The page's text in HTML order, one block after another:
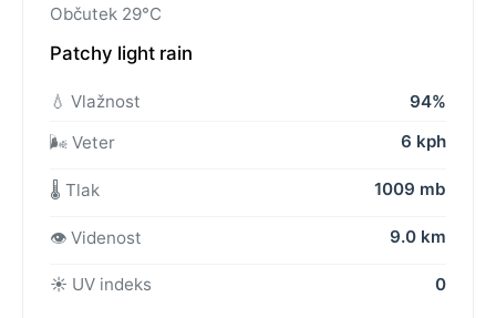
Občutek 29°C
Patchy light rain
💧 Vlažnost
94%
🌬️ Veter
6 kph
🌡️ Tlak 1009 mb
👁️ Videnost 9.0 km
☀️ UV indeks 0